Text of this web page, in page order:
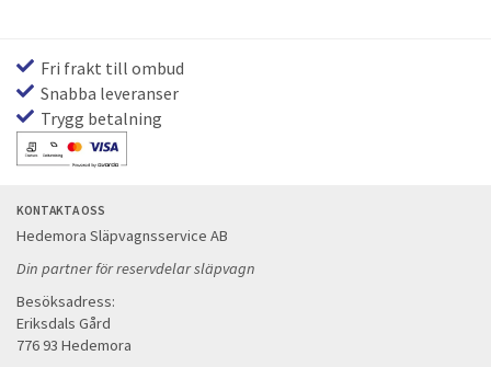
Fri frakt till ombud
Snabba leveranser
Trygg betalning
KONTAKTA OSS
Hedemora Släpvagnsservice AB
Din partner för reservdelar släpvagn
Besöksadress:
Eriksdals Gård
776 93 Hedemora